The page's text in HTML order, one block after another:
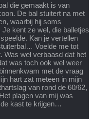
die gemaakt is van
De bal stuitert na met
waarbij hij soms
kent ze wel, die balletjes
Kan je vertellen
Voelde me tot
Was wel verbaasd dat het
was toch ook wel weer
met de vraag
hart zat meteen in mijn
van rond de 60/62,
plagen van mij was
kast te krijgen…